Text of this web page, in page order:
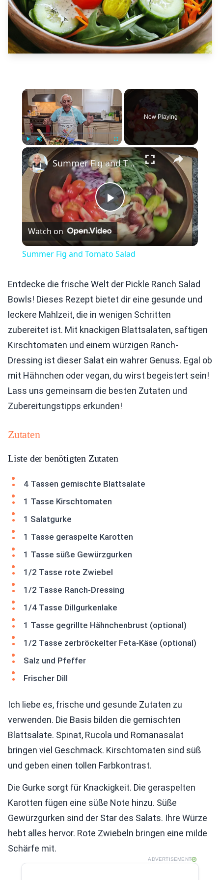
×
Play Unmute Fullscreen
Now Playing
×
Play
Video
Summer Fig and Tomato Salad
Watch on
Summer Fig and Tomato Salad
Entdecke die frische Welt der Pickle Ranch Salad
Bowls! Dieses Rezept bietet dir eine gesunde und
leckere Mahlzeit, die in wenigen Schritten
zubereitet ist. Mit knackigen Blattsalaten, saftigen
Kirschtomaten und einem würzigen Ranch-
Dressing ist dieser Salat ein wahrer Genuss. Egal ob
mit Hähnchen oder vegan, du wirst begeistert sein!
Lass uns gemeinsam die besten Zutaten und
Zubereitungstipps erkunden!
Zutaten
Liste der benötigten Zutaten
4 Tassen gemischte Blattsalate
1 Tasse Kirschtomaten
1 Salatgurke
1 Tasse geraspelte Karotten
1 Tasse süße Gewürzgurken
1/2 Tasse rote Zwiebel
1/2 Tasse Ranch-Dressing
1/4 Tasse Dillgurkenlake
1 Tasse gegrillte Hähnchenbrust (optional)
1/2 Tasse zerbröckelter Feta-Käse (optional)
Salz und Pfeffer
Frischer Dill
Ich liebe es, frische und gesunde Zutaten zu
verwenden. Die Basis bilden die gemischten
Blattsalate. Spinat, Rucola und Romanasalat
bringen viel Geschmack. Kirschtomaten sind süß
und geben einen tollen Farbkontrast.
Die Gurke sorgt für Knackigkeit. Die geraspelten
Karotten fügen eine süße Note hinzu. Süße
Gewürzgurken sind der Star des Salats. Ihre Würze
hebt alles hervor. Rote Zwiebeln bringen eine milde
Schärfe mit.
ADVERTISEMENT